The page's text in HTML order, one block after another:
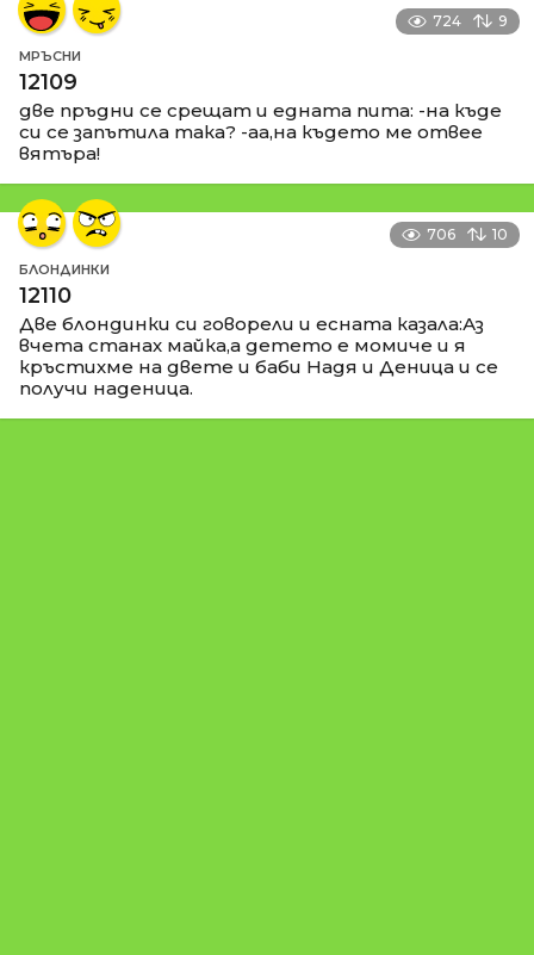
724 9
МРЪСНИ
12109
две пръдни се срещат и едната пита: -на къде
си се запътила така? -аа,на където ме отвее
вятъра!
706 10
БЛОНДИНКИ
12110
Две блондинки си говорели и есната казала:Аз
вчета станах майка,а детето е момиче и я
кръстихме на двете и баби Надя и Деница и се
получи наденица.